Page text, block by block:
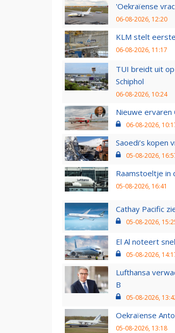
'Oekraïense
06-08-2026, 12:20
KLM stelt
06-08-2026, 11:17
TUI breidt uit
Schiphol
06-08-2026, 10:24
Nieuwe ervaren
06-08-2026,
Saoedi’s kopen
05-08-2026,
Raamstoeltje in
05-08-2026, 16:41
Cathay Pacific
05-08-2026,
El Al noteert
05-08-2026,
Lufthansa
B
05-08-2026,
Oekraïense
05-08-2026, 13:18